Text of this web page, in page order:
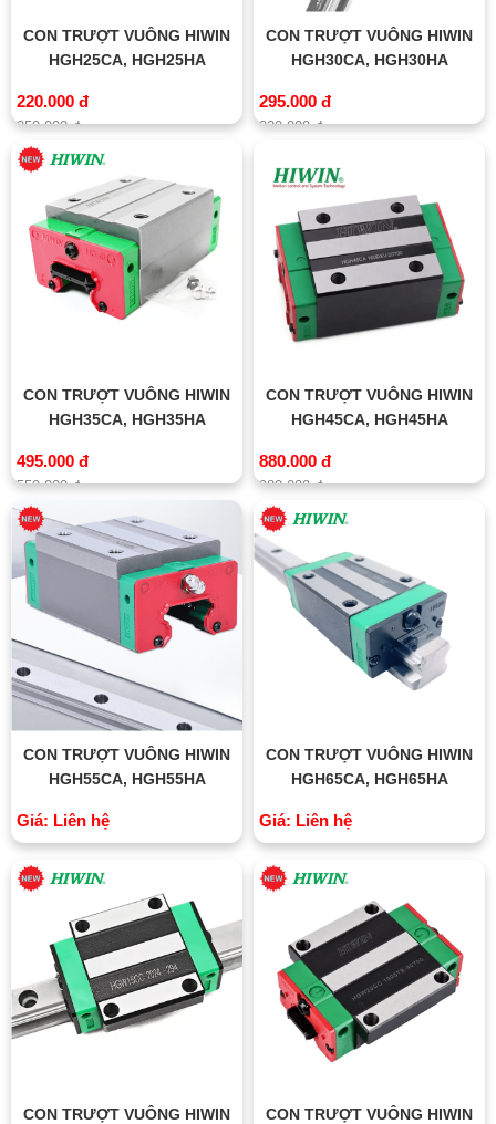
CON TRƯỢT VUÔNG HIWIN
HGH25CA, HGH25HA
220.000 đ
250.000 đ
CON TRƯỢT VUÔNG HIWIN
HGH30CA, HGH30HA
295.000 đ
320.000 đ
CON TRƯỢT VUÔNG HIWIN
HGH35CA, HGH35HA
495.000 đ
550.000 đ
CON TRƯỢT VUÔNG HIWIN
HGH45CA, HGH45HA
880.000 đ
980.000 đ
CON TRƯỢT VUÔNG HIWIN
HGH55CA, HGH55HA
Giá: Liên hệ
CON TRƯỢT VUÔNG HIWIN
HGH65CA, HGH65HA
Giá: Liên hệ
CON TRƯỢT VUÔNG HIWIN
CON TRƯỢT VUÔNG HIWIN